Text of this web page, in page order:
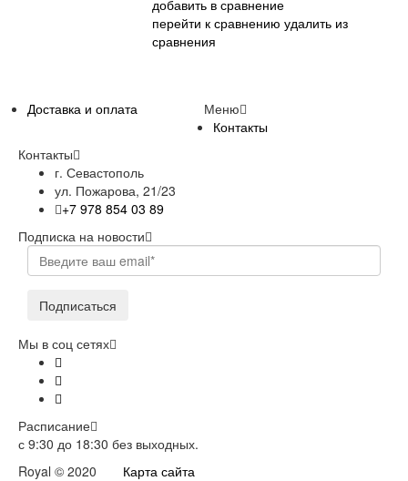
добавить в сравнение
перейти к сравнению удалить из
сравнения
Меню
Доставка и оплата
Контакты
Контакты
г. Севастополь
ул. Пожарова, 21/23
+7 978 854 03 89
Подписка на новости
Подписаться
Мы в соц сетях
Расписание
с 9:30 до 18:30 без выходных.
Royal © 2020
Карта сайта